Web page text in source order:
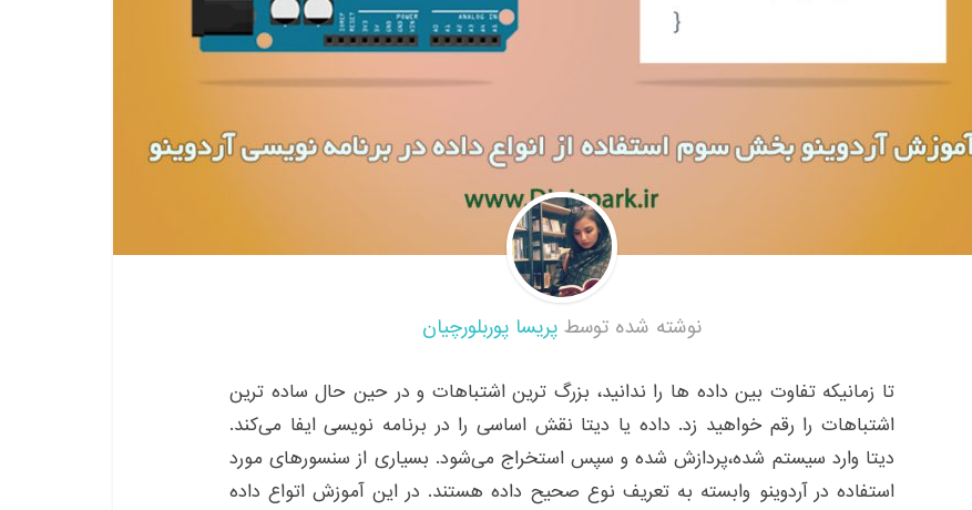
نوشته شده توسط پریسا پوربلورچیان
تا زمانیکه تفاوت بین داده ها را ندانید، بزرگ ترین اشتباهات و در حین حال ساده ترین
اشتباهات را رقم خواهید زد. داده یا دیتا نقش اساسی را در برنامه نویسی ایفا می‌کند.
دیتا وارد سیستم شده،پردازش شده و سپس استخراج می‌شود. بسیاری از سنسورهای مورد
استفاده در آردوینو وابسته به تعریف نوع صحیح داده هستند. در این آموزش اتواع داده